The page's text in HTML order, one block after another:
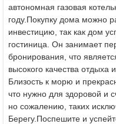
автономная газовая
году. Покупку дома можно
инвестицию, так как дом
гостиница. Он занимает
бронирования, что
высокого качества
Близость к морю и
что нужно для здоровой и
но сожалению, таких
Берегу. Поспешите и